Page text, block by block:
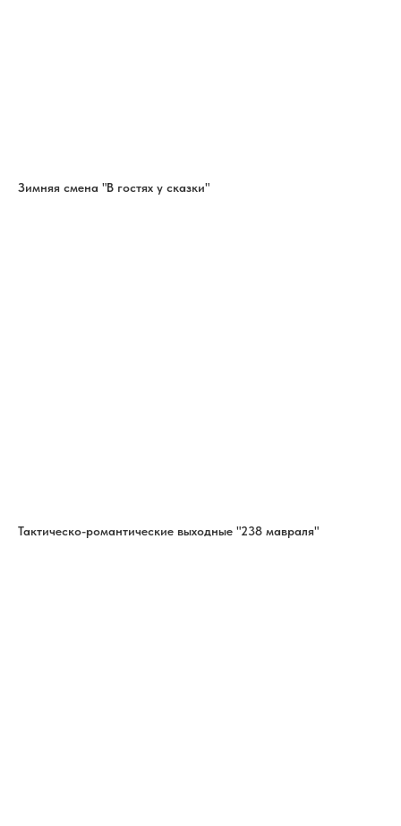
Зимняя смена "В гостях у сказки"
Тактическо-романтические выходные "238 мавраля"